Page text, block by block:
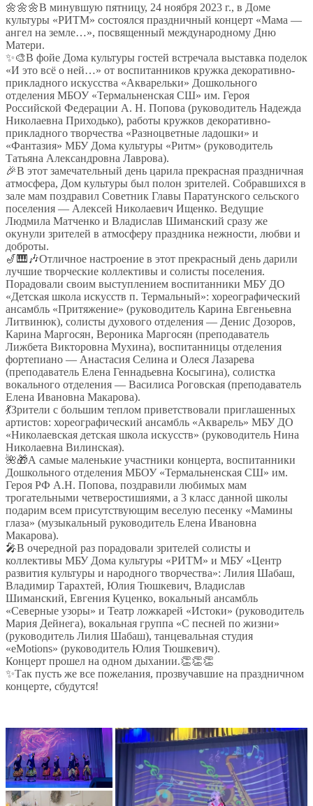
🌼🌼🌼В минувшую пятницу, 24 ноября 2023 г., в Доме
культуры «РИТМ» состоялся праздничный концерт «Мама —
ангел на земле…», посвященный международному Дню
Матери.
✨🎨В фойе Дома культуры гостей встречала выставка поделок
«И это всё о ней…» от воспитанников кружка декоративно-
прикладного искусства «Акварельки» Дошкольного
отделения МБОУ «Термальненская СШ» им. Героя
Российской Федерации А. Н. Попова (руководитель Надежда
Николаевна Приходько), работы кружков декоративно-
прикладного творчества «Разноцветные ладошки» и
«Фантазия» МБУ Дома культуры «Ритм» (руководитель
Татьяна Александровна Лаврова).
🎉В этот замечательный день царила прекрасная праздничная
атмосфера, Дом культуры был полон зрителей. Собравшихся в
зале мам поздравил Советник Главы Паратунского сельского
поселения — Алексей Николаевич Ищенко. Ведущие
Людмила Матченко и Владислав Шиманский сразу же
окунули зрителей в атмосферу праздника нежности, любви и
доброты.
🎷🎹🎶Отличное настроение в этот прекрасный день дарили
лучшие творческие коллективы и солисты поселения.
Порадовали своим выступлением воспитанники МБУ ДО
«Детская школа искусств п. Термальный»: хореографический
ансамбль «Притяжение» (руководитель Карина Евгеньевна
Литвинюк), солисты духового отделения — Денис Дозоров,
Карина Маргосян, Вероника Маргосян (преподаватель
Лижбета Викторовна Мухина), воспитанницы отделения
фортепиано — Анастасия Селина и Олеся Лазарева
(преподаватель Елена Геннадьевна Косыгина), солистка
вокального отделения — Василиса Роговская (преподаватель
Елена Ивановна Макарова).
💃Зрители с большим теплом приветствовали приглашенных
артистов: хореографический ансамбль «Акварель» МБУ ДО
«Николаевская детская школа искусств» (руководитель Нина
Николаевна Вилинская).
🌺🎁А самые маленькие участники концерта, воспитанники
Дошкольного отделения МБОУ «Термальненская СШ» им.
Героя РФ А.Н. Попова, поздравили любимых мам
трогательными четверостишиями, а 3 класс данной школы
подарим всем присутствующим веселую песенку «Мамины
глаза» (музыкальный руководитель Елена Ивановна
Макарова).
🎤В очередной раз порадовали зрителей солисты и
коллективы МБУ Дома культуры «РИТМ» и МБУ «Центр
развития культуры и народного творчества»: Лилия Шабаш,
Владимир Тарахтей, Юлия Тюшкевич, Владислав
Шиманский, Евгения Куценко, вокальный ансамбль
«Северные узоры» и Театр ложкарей «Истоки» (руководитель
Мария Дейнега), вокальная группа «С песней по жизни»
(руководитель Лилия Шабаш), танцевальная студия
«eMotions» (руководитель Юлия Тюшкевич).
Концерт прошел на одном дыхании.👏👏👏
✨Так пусть же все пожелания, прозвучавшие на праздничном
концерте, сбудутся!